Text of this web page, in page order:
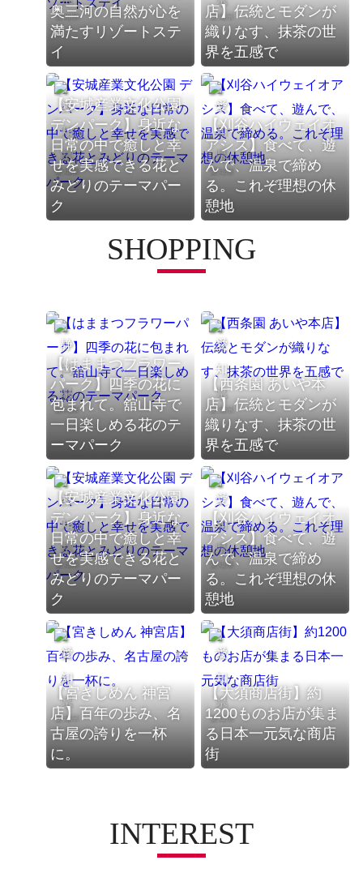
愛知県
奥三河の自然が心を
満たすリゾートステ
イ
愛知県
店】伝統とモダンが
織りなす、抹茶の世
界を五感で
愛知県
【安城産業文化公園
デンパーク】身近な
日常の中で癒しと幸
せを実感できる花と
みどりのテーマパー
ク
愛知県
【刈谷ハイウェイオ
アシス】食べて、遊
んで、温泉で締め
る。これぞ理想の休
憩地
SHOPPING
静岡県
【はままつフラワー
パーク】四季の花に
包まれて。舘山寺で
一日楽しめる花のテ
ーマパーク
愛知県
【西条園 あいや本
店】伝統とモダンが
織りなす、抹茶の世
界を五感で
愛知県
【安城産業文化公園
デンパーク】身近な
日常の中で癒しと幸
せを実感できる花と
みどりのテーマパー
ク
愛知県
【刈谷ハイウェイオ
アシス】食べて、遊
んで、温泉で締め
る。これぞ理想の休
憩地
愛知県
【宮きしめん 神宮
店】百年の歩み、名
古屋の誇りを一杯
に。
愛知県
【大須商店街】約
1200ものお店が集ま
る日本一元気な商店
街
INTEREST